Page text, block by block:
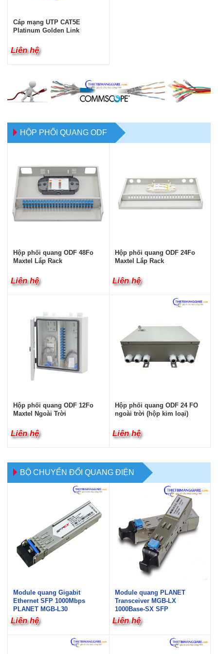
Cáp mạng UTP CAT5E
Platinum Golden Link
Liên hệ
HỘP PHỐI QUANG ODF
Hộp phối quang ODF 48Fo
Maxtel Lắp Rack
Liên hệ
Hộp phối quang ODF 24Fo
Maxtel Lắp Rack
Liên hệ
Hộp phối quang ODF 12Fo
Maxtel Ngoài Trời
Liên hệ
Hộp phối quang ODF 24 FO
ngoài trời (hộp kim loại)
Liên hệ
BỘ CHUYỂN ĐỔI QUANG ĐIỆN
Module quang Gigabit
Ethernet SFP 1000Mbps
PLANET MGB-L30
Liên hệ
Module quang PLANET
Transceiver MGB-LX
1000Base-SX SFP
Liên hệ